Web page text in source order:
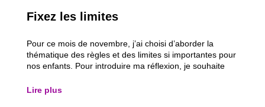
Fixez les limites
Pour ce mois de novembre, j’ai choisi d’aborder la
thématique des règles et des limites si importantes pour
nos enfants. Pour introduire ma réflexion, je souhaite
grandir » paru sur le site Yapaka.be. « Dès sa
Lire plus